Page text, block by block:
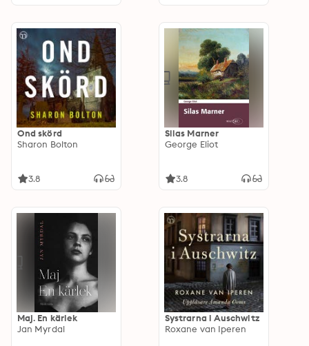
Ond skörd
Sharon Bolton
3.8
Silas Marner
George Eliot
3.8
Maj. En kärlek
Jan Myrdal
Systrarna i Auschwitz
Roxane van Iperen